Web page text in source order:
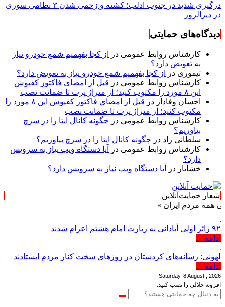
درگیری شدید در جنوب ادلب؛ کشته و زخمی شدن ۳ نظامی سوری
در دیرالزور
دیدگاه‌های حمایتی
کارشناس روابط عمومی در
از کجا بفهمیم شمع خودرو نیاز
به تعویض دارد؟
تیموری در
از کجا بفهمیم شمع خودرو نیاز به تعویض دارد؟
کارشناس روابط عمومی در قبل از امضای فاکتور کفپوش
این ۸ مورد را مکتوب کنید؛ از متراژ پرت تا ضمانت نصب
احسان وفادار در
قبل از امضای فاکتور کفپوش این ۸ مورد را
مکتوب کنید؛ از متراژ پرت تا ضمانت نصب
کارشناس روابط عمومی در چگونه کانال ایتا را در سرچ
بیاوریم؟
سلطانی راد در چگونه کانال ایتا را در سرچ بیاوریم؟
کارشناس روابط عمومی در
آیا دستگاه ویپ نیاز به سرویس
دارد؟
خشایار در آیا دستگاه ویپ نیاز به سرویس دارد؟
شعار حمایت‌آنلاین
ایران »
۹۲ زائر اولی آبادانی به زیارت امام هشتم اعزام شدند
ادامه ...
لهونی: رسانه‌های کردستان در روزهای سخت کنار مردم ایستادند
ادامه ...
Saturday, 8 August , 2026
افزونه جلالی را نصب کنید.